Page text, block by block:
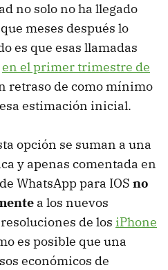
no solo no ha llegado
meses después lo
es que esas llamadas
en el primer trimestre de
retraso de como mínimo
estimación inicial.
opción se suman a una
y apenas comentada en
WhatsApp para IOS no
a los nuevos
de los iPhone
es posible que una
económicos de